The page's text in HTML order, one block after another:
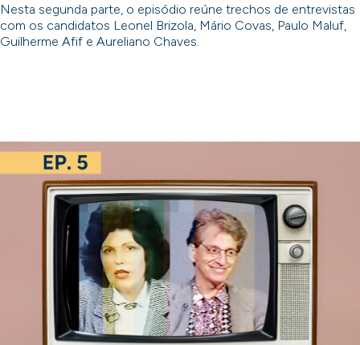
Nesta segunda parte, o episódio reúne trechos de entrevistas
com os candidatos Leonel Brizola, Mário Covas, Paulo Maluf,
Guilherme Afif e Aureliano Chaves.